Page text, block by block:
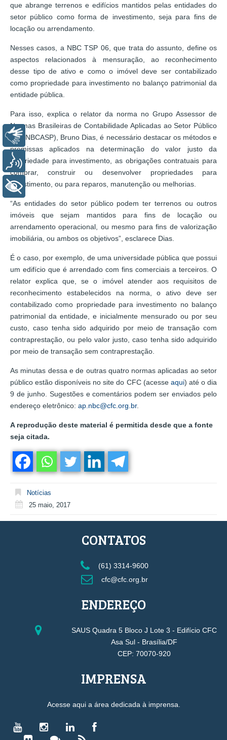
que abrange terrenos e edifícios mantidos pelas entidades do
setor público como forma de investimento, seja para fins de
locação ou arrendamento.
Nesses casos, a NBC TSP 06, que trata do assunto, define os
aspectos relacionados à mensuração, ao reconhecimento
desse tipo de ativo e como o imóvel deve ser contabilizado
como propriedade para investimento no balanço patrimonial da
entidade pública.
Para isso, explica o relator da norma no Grupo Assessor de
Normas Brasileiras de Contabilidade Aplicadas ao Setor Público
(GA-NBCASP), Bruno Dias, é necessário destacar os métodos e
premissas aplicados na determinação do valor justo da
propriedade para investimento, as obrigações contratuais para
comprar, construir ou desenvolver propriedades para
investimento, ou para reparos, manutenção ou melhorias.
“As entidades do setor público podem ter terrenos ou outros
imóveis que sejam mantidos para fins de locação ou
arrendamento operacional, ou mesmo para fins de valorização
imobiliária, ou ambos os objetivos”, esclarece Dias.
É o caso, por exemplo, de uma universidade pública que possui
um edifício que é arrendado com fins comerciais a terceiros. O
relator explica que, se o imóvel atender aos requisitos de
reconhecimento estabelecidos na norma, o ativo deve ser
contabilizado como propriedade para investimento no balanço
patrimonial da entidade, e inicialmente mensurado ou por seu
custo, caso tenha sido adquirido por meio de transação com
contraprestação, ou pelo valor justo, caso tenha sido adquirido
por meio de transação sem contraprestação.
As minutas dessa e de outras quatro normas aplicadas ao setor
público estão disponíveis no site do CFC (acesse aqui) até o dia
9 de junho. Sugestões e comentários podem ser enviados pelo
endereço eletrônico: ap.nbc@cfc.org.br.
A reprodução deste material é permitida desde que a fonte
seja citada.
Notícias
25 maio, 2017
CONTATOS
(61) 3314-9600
cfc@cfc.org.br
ENDEREÇO
SAUS Quadra 5 Bloco J Lote 3 - Edifício CFC
Asa Sul - Brasília/DF
CEP: 70070-920
IMPRENSA
Acesse aqui a área dedicada à imprensa.
Libras
Voz
+ Acessibilidade